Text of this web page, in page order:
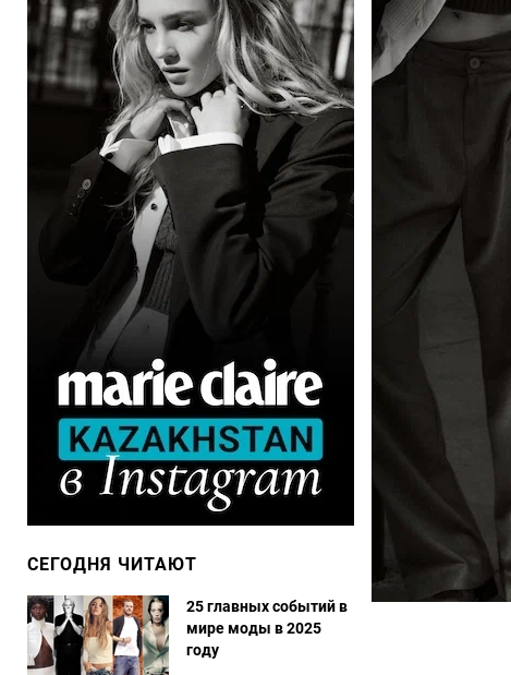
СЕГОДНЯ ЧИТАЮТ
25 главных событий в
мире моды в 2025
году